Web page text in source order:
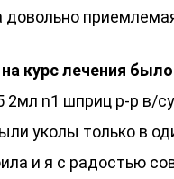
довольно
на курс лечения
2мл n1 шприц р-р в/
уколы только в
и я с радостью